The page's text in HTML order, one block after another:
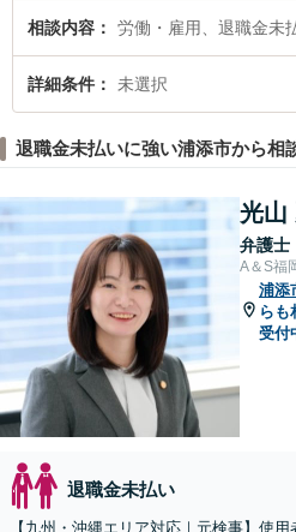
回相談無料で退職金未払いを法律相談でき
い』などでお困りの相談者さんにおすすめ
相談内容 労働・雇用、退職金未
詳細条件 未選択
退職金未払いに強い浦添市から相
光山
弁護士
A＆S福
浦添
らも
受付
退職金未払い
【九州・沖縄エリア対応｜元検事】使